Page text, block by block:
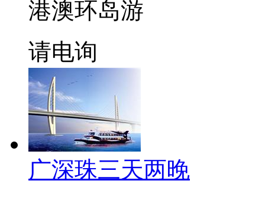
港澳环岛游
请电询
广深珠三天两晚